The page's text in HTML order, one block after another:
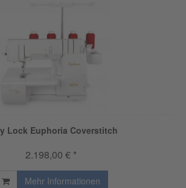
Lock Euphoria Coverstitch
2.198,00 € *
Mehr Informationen